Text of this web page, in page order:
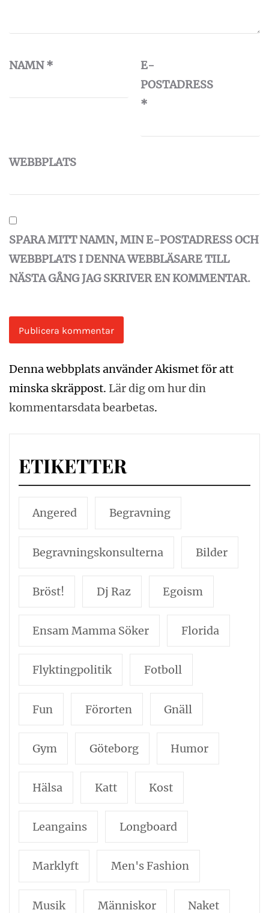
NAMN*
E-
POSTADRESS
*
WEBBPLATS
SPARA MITT NAMN, MIN E-POSTADRESS OCH
WEBBPLATS I DENNA WEBBLÄSARE TILL
NÄSTA GÅNG JAG SKRIVER EN KOMMENTAR.
Denna webbplats använder Akismet för att
minska skräppost. Lär dig om hur din
kommentarsdata bearbetas.
ETIKETTER
Angered Begravning
Begravningskonsulterna Bilder
Bröst! Dj Raz Egoism
Ensam Mamma Söker Florida
Flyktingpolitik Fotboll
Fun Förorten Gnäll
Gym Göteborg Humor
Hälsa Katt Kost
Leangains Longboard
Marklyft Men's Fashion
Musik Människor Naket